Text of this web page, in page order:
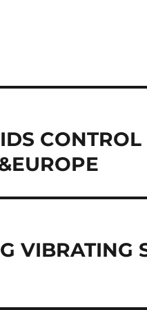
CONTROL
VIBRATING